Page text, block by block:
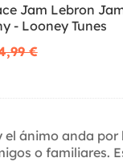
Jam Lebron
- Looney Tunes
€
ánimo anda
o familiares.